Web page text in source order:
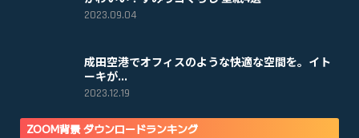
2023.09.04
成田空港でオフィスのような快適な空間を。イト
ーキが...
2023.12.19
ZOOM背景 ダウンロードランキング